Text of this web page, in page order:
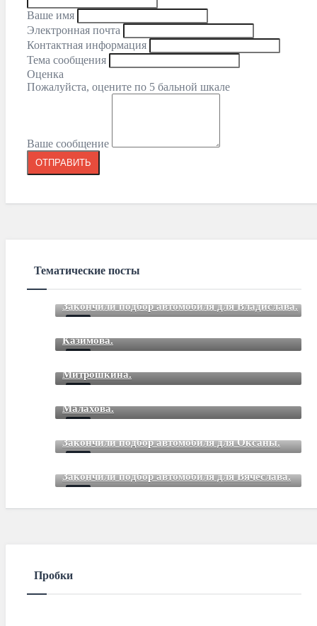
Ваше имя
Электронная почта
Контактная информация
Тема сообщения
Оценка
Пожалуйста, оцените по 5 бальной шкале
Ваше сообщение
Тематические посты
Закончили подбор автомобиля для Владислава.
Казимова.
Митрошкина.
Малахова.
Закончили подбор автомобиля для Оксаны.
Закончили подбор автомобиля для Вячеслава.
Пробки